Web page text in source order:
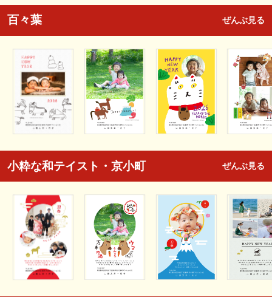
百々葉 ぜんぶ見る
小粋な和テイスト・京小町 ぜんぶ見る